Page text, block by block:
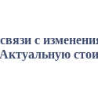
с
Актуальную